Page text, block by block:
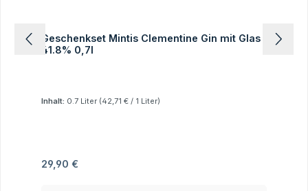
Geschenkset Mintis Clementine Gin mit Glas
41.8% 0,7l
Inhalt: 0.7 Liter (42,71 € / 1 Liter)
Regulärer Preis:
29,90 €